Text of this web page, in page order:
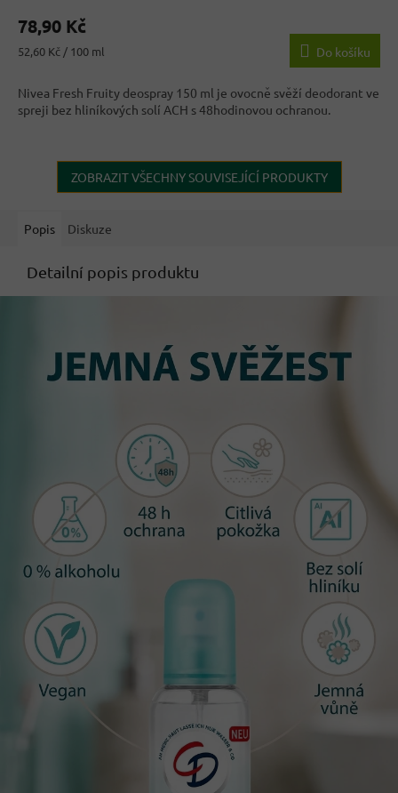
78,90 Kč
Měrná
52,60 Kč / 100 ml Do košíku
Nivea Fresh Fruity deospray 150 ml je ovocně svěží deodorant ve
spreji bez hliníkových solí ACH s 48hodinovou ochranou.
ZOBRAZIT VŠECHNY SOUVISEJÍCÍ PRODUKTY
Popis Diskuze
Detailní popis produktu